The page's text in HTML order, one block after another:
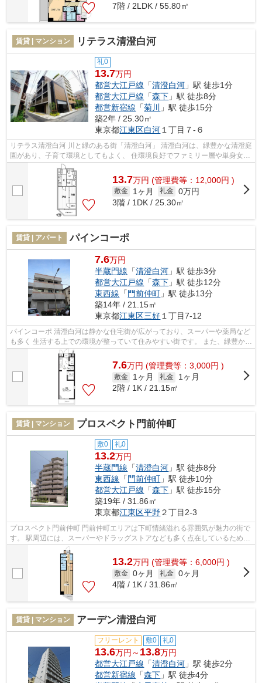
7階 / 2LDK / 55.80㎡
賃貸 | マンション リテラス清澄白河
礼0
13.7万円
都営大江戸線 「清澄白河 」駅 徒歩1分
都営大江戸線 「森下 」駅 徒歩8分
都営新宿線 「菊川
」駅 徒歩15分
築2年 / 25.30㎡
東京都江東区白河 １丁目７-６
リテラス清澄白河 川と緑のある街「清澄白河」 清澄白河は、緑豊かな清澄庭
園があり、子育て環境としてもよく、 住環境良好でファミリー層や単身女性
13.7万円 (管理費等：12,000円 )
敷金 1ヶ月 礼金 0万円
3階 / 1DK / 25.30㎡
賃貸 | アパート パインコーポ
7.6万円
半蔵門線 「清澄白河 」駅 徒歩3分
都営大江戸線 「森下 」駅 徒歩12分
東西線 「 門前仲町 」駅 徒歩13分
築14年 / 21.15㎡
東京都江東区三好 １丁目7-12
パインコーポ 清澄白河は静かな住宅街が広がっており、スーパーや薬局など
も多く 生活する上での環境が整っていて住みやすい街です。 また、緑豊かな
清澄庭園があるので 子育て環境...
7.6万円 (管理費等：3,000円 )
敷金 1ヶ月 礼金
1ヶ月
2階 / 1K / 21.15㎡
賃貸 | マンション プロスペクト門前仲町
敷0 礼0
13.2万円
半蔵門線 「清澄白河 」駅 徒歩8分
東西線 「門前仲町 」駅 徒歩10分
都営大江戸線 「森下 」駅 徒歩15分
築19年 / 31.86㎡
東京都江東区平野２丁目2-3
プロスペクト門前仲町 門前仲町エリアは下町情緒溢れる雰囲気が魅力の街で
す。 駅周辺には、スーパーやドラッグストアなども多く点在しているため、
日常生活の買い物にも便利。 こ...
13.2万円 (管理費等：6,000円 )
敷金 0ヶ月 礼金 0ヶ月
4階 / 1K / 31.86㎡
賃貸 | マンション アーデン清澄白河
フリーレント 敷0 礼0
13.6万円～ 13.8万円
都営大江戸線 「清澄白河 」駅 徒歩2分
都営新宿線 「森下 」駅 徒歩4分